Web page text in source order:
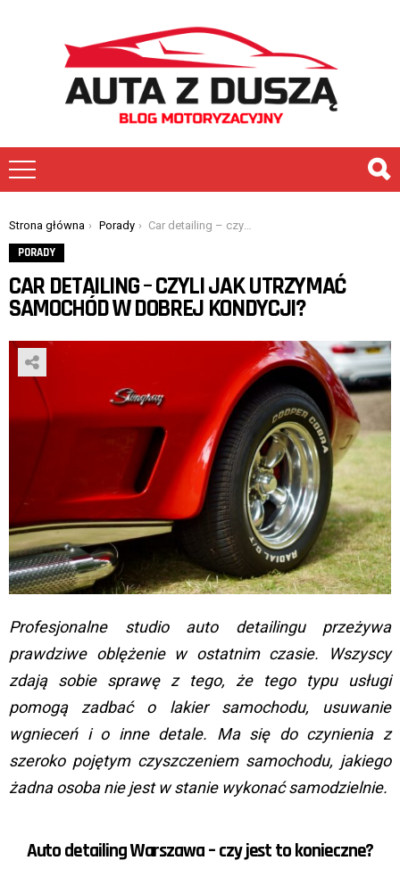
You are here:
Strona główna Porady Car detailing – czyli jak utrzymać samochód w dobrej kondycji?
PORADY
CAR DETAILING – CZYLI JAK UTRZYMAĆ
SAMOCHÓD W DOBREJ KONDYCJI?
Profesjonalne studio auto detailingu przeżywa
prawdziwe oblężenie w ostatnim czasie. Wszyscy
zdają sobie sprawę z tego, że tego typu usługi
pomogą zadbać o lakier samochodu, usuwanie
wgnieceń i o inne detale. Ma się do czynienia z
szeroko pojętym czyszczeniem samochodu, jakiego
żadna osoba nie jest w stanie wykonać samodzielnie.
Auto detailing Warszawa – czy jest to konieczne?